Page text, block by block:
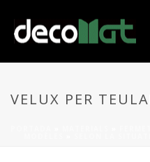
VELUX PER